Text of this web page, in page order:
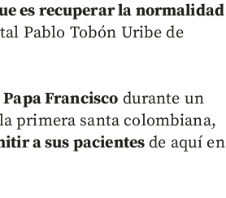
es recuperar la normalidad
Pablo Tobón Uribe de
Francisco durante un
primera santa colombiana,
a sus pacientes de aquí en